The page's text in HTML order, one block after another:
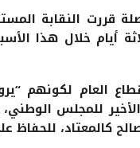
النقابة
أيام خلال هذا
العام لكونهم
للمجلس الوطني،
كالمعتاد، للحفاظ